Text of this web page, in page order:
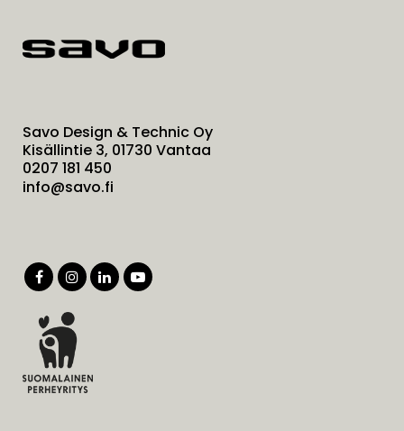
Savo Design & Technic Oy
Kisällintie 3, 01730 Vantaa
0207 181 450
info@savo.fi